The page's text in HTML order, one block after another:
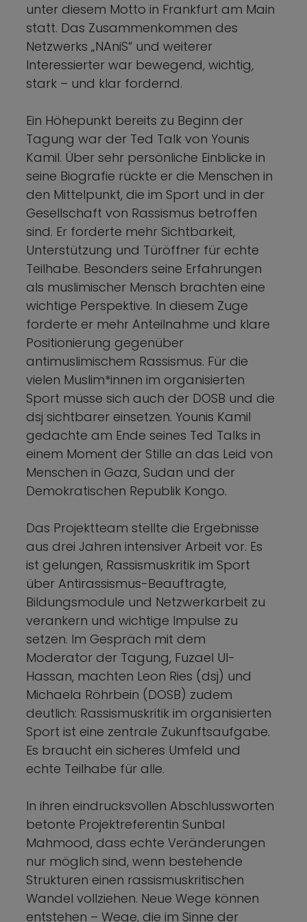
unter diesem Motto in Frankfurt am Main
statt. Das Zusammenkommen des
Netzwerks „NAniS“ und weiterer
Interessierter war bewegend, wichtig,
stark – und klar fordernd.
Ein Höhepunkt bereits zu Beginn der
Tagung war der Ted Talk von Younis
Kamil. Über sehr persönliche Einblicke in
seine Biografie rückte er die Menschen in
den Mittelpunkt, die im Sport und in der
Gesellschaft von Rassismus betroffen
sind. Er forderte mehr Sichtbarkeit,
Unterstützung und Türöffner für echte
Teilhabe. Besonders seine Erfahrungen
als muslimischer Mensch brachten eine
wichtige Perspektive. In diesem Zuge
forderte er mehr Anteilnahme und klare
Positionierung gegenüber
antimuslimischem Rassismus. Für die
vielen Muslim*innen im organisierten
Sport müsse sich auch der DOSB und die
dsj sichtbarer einsetzen. Younis Kamil
gedachte am Ende seines Ted Talks in
einem Moment der Stille an das Leid von
Menschen in Gaza, Sudan und der
Demokratischen Republik Kongo.
Das Projektteam stellte die Ergebnisse
aus drei Jahren intensiver Arbeit vor. Es
ist gelungen, Rassismuskritik im Sport
über Antirassismus-Beauftragte,
Bildungsmodule und Netzwerkarbeit zu
verankern und wichtige Impulse zu
setzen. Im Gespräch mit dem
Moderator der Tagung, Fuzael Ul-
Hassan, machten Leon Ries (dsj) und
Michaela Röhrbein (DOSB) zudem
deutlich: Rassismuskritik im organisierten
Sport ist eine zentrale Zukunftsaufgabe.
Es braucht ein sicheres Umfeld und
echte Teilhabe für alle.
In ihren eindrucksvollen Abschlussworten
betonte Projektreferentin Sunbal
Mahmood, dass echte Veränderungen
nur möglich sind, wenn bestehende
Strukturen einen rassismuskritischen
Wandel vollziehen. Neue Wege können
entstehen – Wege, die im Sinne der